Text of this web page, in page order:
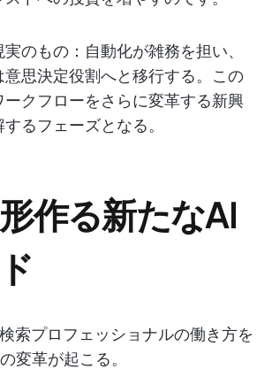
のもの：自動化が雑務を担い、
意思決定役割へと移行する。この
ークフローをさらに変革する新興
るフェーズとなる。
作る新たなAI
索プロフェッショナルの働き方を
変革が起こる。